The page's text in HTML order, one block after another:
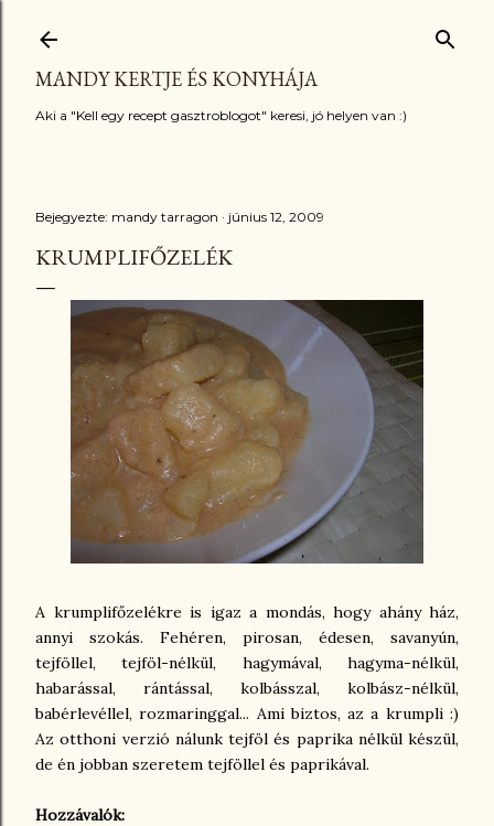
MANDY KERTJE ÉS KONYHÁJA
Aki a "Kell egy recept gasztroblogot" keresi, jó helyen van :)
Bejegyezte: mandy tarragon június 12, 2009
KRUMPLIFŐZELÉK
A krumplifőzelékre is igaz a mondás, hogy ahány ház,
annyi szokás. Fehéren, pirosan, édesen, savanyún,
tejföllel, tejföl-nélkül, hagymával, hagyma-nélkül,
habarással, rántással, kolbásszal, kolbász-nélkül,
babérlevéllel, rozmaringgal... Ami biztos, az a krumpli :)
Az otthoni verzió nálunk tejföl és paprika nélkül készül,
de én jobban szeretem tejföllel és paprikával.
Hozzávalók: